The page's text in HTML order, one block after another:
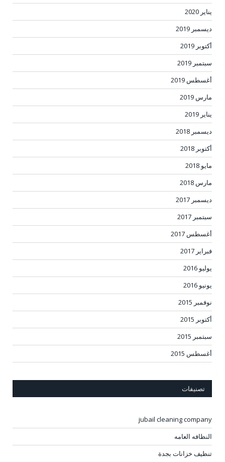
يناير 2020
ديسمبر 2019
أكتوبر 2019
سبتمبر 2019
أغسطس 2019
مارس 2019
يناير 2019
ديسمبر 2018
أكتوبر 2018
مايو 2018
مارس 2018
ديسمبر 2017
سبتمبر 2017
أغسطس 2017
فبراير 2017
يوليو 2016
يونيو 2016
نوفمبر 2015
أكتوبر 2015
سبتمبر 2015
أغسطس 2015
تصنيفات
jubail cleaning company
النظافه العامه
تنظيف خزانات بجدة